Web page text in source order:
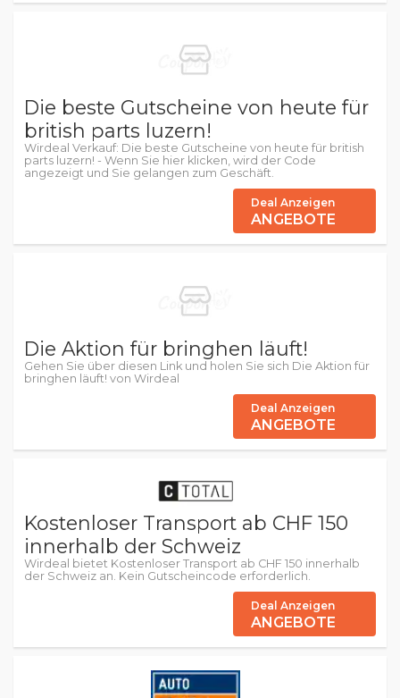
Die beste Gutscheine von heute für
british parts luzern!
Wirdeal Verkauf: Die beste Gutscheine von heute für british
parts luzern! - Wenn Sie hier klicken, wird der Code
angezeigt und Sie gelangen zum Geschäft.
Deal Anzeigen
ANGEBOTE
Die Aktion für bringhen läuft!
Gehen Sie über diesen Link und holen Sie sich Die Aktion für
bringhen läuft! von Wirdeal
Deal Anzeigen
ANGEBOTE
Kostenloser Transport ab CHF 150
innerhalb der Schweiz
Wirdeal bietet Kostenloser Transport ab CHF 150 innerhalb
der Schweiz an. Kein Gutscheincode erforderlich.
Deal Anzeigen
ANGEBOTE